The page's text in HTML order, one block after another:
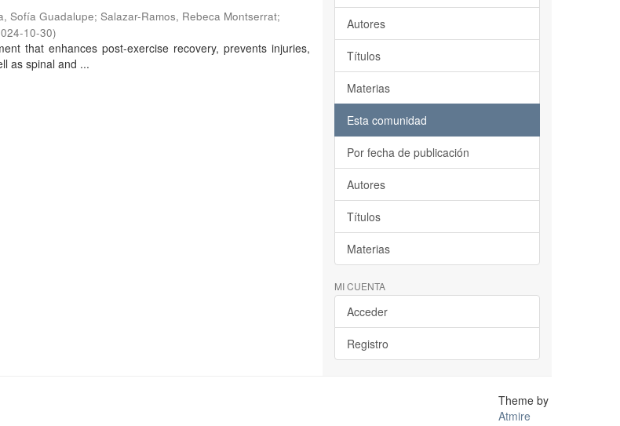
Sofía Guadalupe; Salazar-Ramos, Rebeca Montserrat;
10-30)
that enhances post-exercise recovery, prevents injuries,
as spinal and ...
Autores
Títulos
Materias
Esta comunidad
Por fecha de publicación
Autores
Títulos
Materias
MI CUENTA
Acceder
Registro
Theme by
Atmire